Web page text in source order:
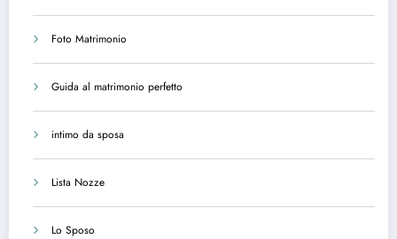
Foto Matrimonio
Guida al matrimonio perfetto
intimo da sposa
Lista Nozze
Lo Sposo